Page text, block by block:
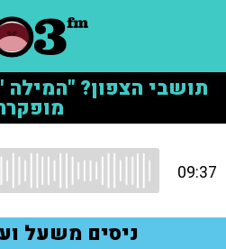
תושבי הצפון? "המילה
09:37
ניסים משעל